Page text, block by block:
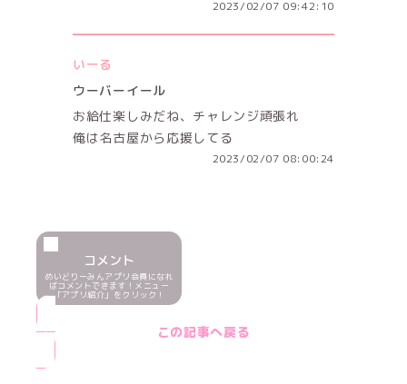
2023/02/07 09:42:10
いーる
ウーバーイール
お給仕楽しみだね、チャレンジ頑張れ
俺は名古屋から応援してる
2023/02/07 08:00:24
コメント
めいどりーみんアプリ会員になれ
ばコメントできます！メニュー
「アプリ紹介」をクリック！
この記事へ戻る